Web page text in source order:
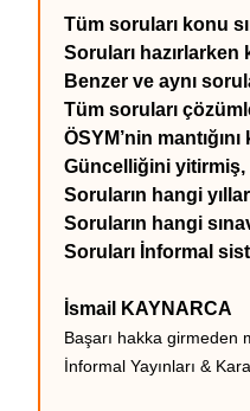
Tüm soruları konu
Soruları hazırlarken
Benzer ve aynı
Tüm soruları
ÖSYM’nin
Güncelliğini yitirmiş,
Soruların hangi
Soruların hangi
Soruları İnformal
İsmail KAYNARCA
Başarı hakka girmeden
İnformal Yayınları &